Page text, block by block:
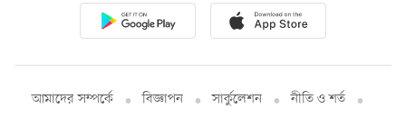
আমাদের সম্পর্কে বিজ্ঞাপন সার্কুলেশন
নীতি ও শর্ত